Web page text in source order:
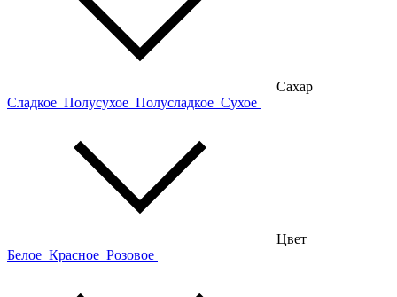
Сахар
Сладкое Полусухое Полусладкое Сухое
Цвет
Белое Красное Розовое